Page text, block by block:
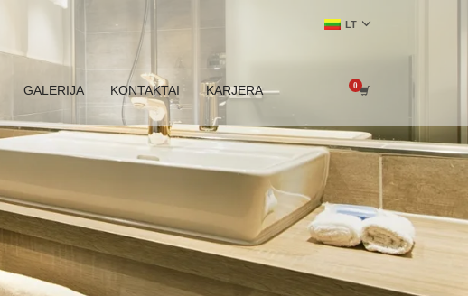
LT
GALERIJA KONTAKTAI KARJERA